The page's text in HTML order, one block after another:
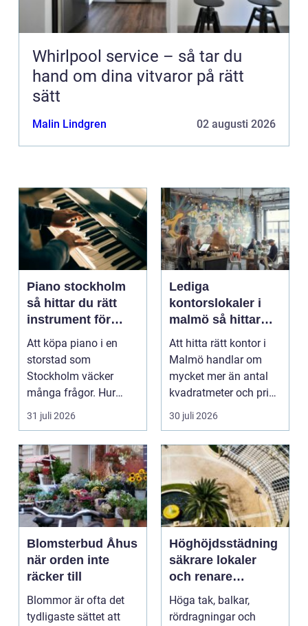
Whirlpool service – så tar du
hand om dina vitvaror på rätt
sätt
Malin Lindgren 02 augusti 2026
Piano stockholm
så hittar du rätt
instrument för
hem och scen
Att köpa piano i en
storstad som
Stockholm väcker
många frågor. Hur
hittar man ett
instrument som bå...
31 juli 2026
Lediga
kontorslokaler i
malmö så hittar
företag rätt läge
och rätt lokal
Att hitta rätt kontor i
Malmö handlar om
mycket mer än antal
kvadratmeter och pris
per månad. Företa...
30 juli 2026
Blomsterbud Åhus
när orden inte
räcker till
Blommor är ofta det
tydligaste sättet att
Höghöjdsstädning
säkrare lokaler
och renare
arbetsmiljö
Höga tak, balkar,
rördragningar och